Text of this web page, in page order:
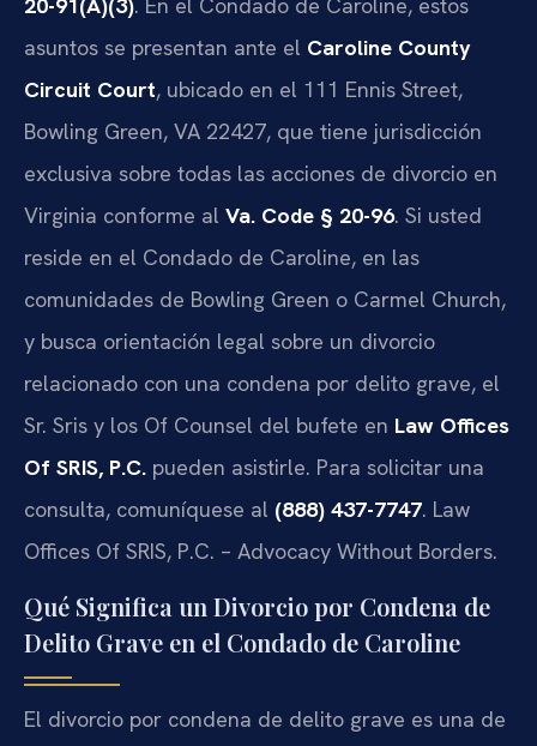
asuntos se presentan ante el Caroline County
Circuit Court, ubicado en el 111 Ennis Street,
Bowling Green, VA 22427, que tiene jurisdicción
exclusiva sobre todas las acciones de divorcio en
Virginia conforme al Va. Code § 20-96. Si usted
reside en el Condado de Caroline, en las
comunidades de Bowling Green o Carmel Church,
y busca orientación legal sobre un divorcio
relacionado con una condena por delito grave, el
Sr. Sris y los Of Counsel del bufete en Law Offices
Of SRIS, P.C. pueden asistirle. Para solicitar una
consulta, comuníquese al (888) 437-7747. Law
Offices Of SRIS, P.C. – Advocacy Without Borders.
Qué Significa un Divorcio por Condena de
Delito Grave en el Condado de Caroline
El divorcio por condena de delito grave es una de